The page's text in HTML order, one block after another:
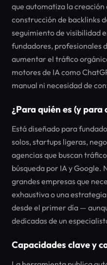
que automatiza la
construcción de backlinks
seguimiento de visibilidad
fundadores, profesionales
aumentar el tráfico
motores de IA como
manual ni necesidad de
¿Para quién es (y para
Está diseñado para
solos, startups ligeras,
agencias que buscan
búsqueda por IA y Google.
grandes empresas que
exhaustiva o una
desde el primer día —
dedicadas de un
Capacidades clave y